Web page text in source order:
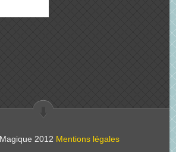
2012 Mentions légales